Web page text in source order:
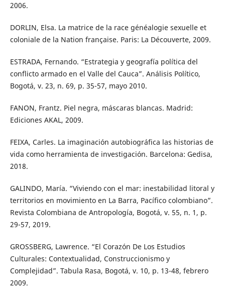
2006.
DORLIN, Elsa. La matrice de la race généalogie sexuelle et
coloniale de la Nation française. Paris: La Découverte, 2009.
ESTRADA, Fernando. “Estrategia y geografía política del
conflicto armado en el Valle del Cauca”. Análisis Político,
Bogotá, v. 23, n. 69, p. 35-57, mayo 2010.
FANON, Frantz. Piel negra, máscaras blancas. Madrid:
Ediciones AKAL, 2009.
FEIXA, Carles. La imaginación autobiográfica las historias de
vida como herramienta de investigación. Barcelona: Gedisa,
2018.
GALINDO, María. “Viviendo con el mar: inestabilidad litoral y
territorios en movimiento en La Barra, Pacífico colombiano”.
Revista Colombiana de Antropología, Bogotá, v. 55, n. 1, p.
29-57, 2019.
GROSSBERG, Lawrence. “El Corazón De Los Estudios
Culturales: Contextualidad, Construccionismo y
Complejidad”. Tabula Rasa, Bogotá, v. 10, p. 13-48, febrero
2009.